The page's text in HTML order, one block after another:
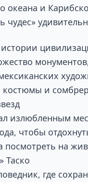
океана и
чудес»
и
излюбленным
чтобы
посмотреть на
Таско
где